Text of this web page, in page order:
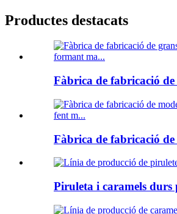
Productes destacats
Fàbrica de fabricació
Fàbrica de fabricació
Piruleta i caramels durs